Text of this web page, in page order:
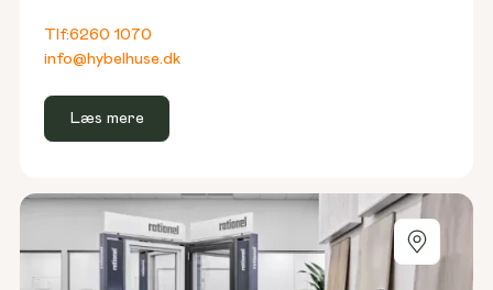
Tlf:6260 1070
info@hybelhuse.dk
Læs mere